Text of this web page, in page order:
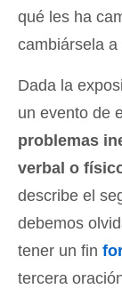
qué les ha
cambiársela a
Dada la
un evento de
problemas
verbal o
describe el
debemos
tener un fin
tercera